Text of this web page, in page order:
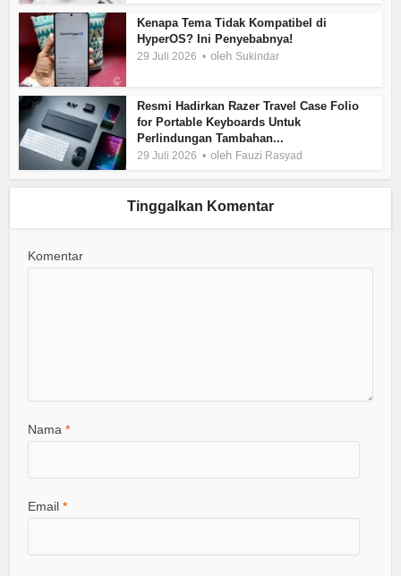
Kenapa Tema Tidak Kompatibel di
HyperOS? Ini Penyebabnya!
29 Juli 2026 oleh Sukindar
Resmi Hadirkan Razer Travel Case Folio
for Portable Keyboards Untuk
Perlindungan Tambahan...
29 Juli 2026 oleh Fauzi Rasyad
Tinggalkan Komentar
Komentar
Nama*
Email*